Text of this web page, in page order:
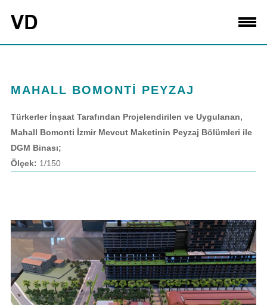
MAHALL BOMONTİ PEYZAJ
Türkerler İnşaat Tarafından Projelendirilen ve Uygulanan,
Mahall Bomonti İzmir Mevcut Maketinin Peyzaj Bölümleri ile
DGM Binası;
Ölçek: 1/150